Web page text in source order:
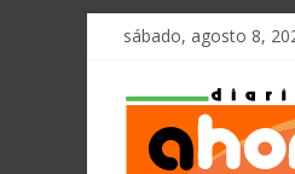
олимп казино
Saltarsábado, agosto 8,
Diario